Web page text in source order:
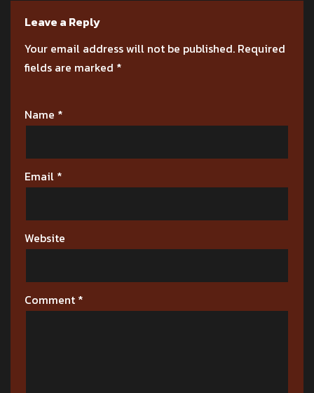
Leave a Reply
Your email address will not be published. Required
fields are marked *
Name *
Email *
Website
Comment *